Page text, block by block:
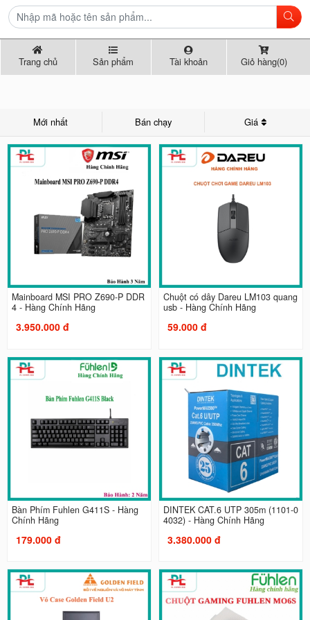
Trang chủ Sản phẩm Tài khoản Giỏ hàng(0)
Mới nhất Bán chạy Giá
Mainboard MSI PRO Z690-P DDR
4 - Hàng Chính Hãng
3.950.000 đ
Chuột có dây Dareu LM103 quang
usb - Hàng Chính Hãng
59.000 đ
Bàn Phím Fuhlen G411S - Hàng
Chính Hãng
179.000 đ
DINTEK CAT.6 UTP 305m (1101-0
4032) - Hàng Chính Hãng
3.380.000 đ